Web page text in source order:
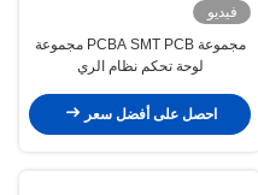
فيديو
مجموعة PCBA SMT PCB مجموعة
لوحة تحكم نظام الري
احصل على أفضل سعر